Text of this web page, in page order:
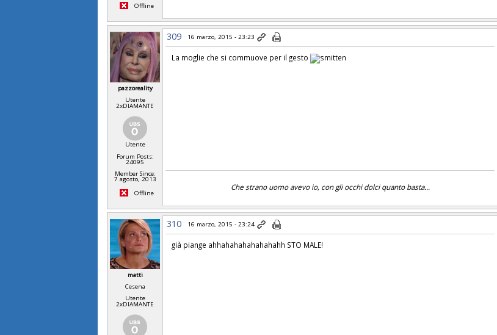
Offline
pazzoreality
Utente
2xDIAMANTE
Utente
Forum Posts:
24095
Member Since:
7 agosto, 2013
Offline
309 16 marzo, 2015 - 23:23
La moglie che si commuove per il gesto
Che strano uomo avevo io, con gli occhi dolci quanto basta...
matti
Cesena
Utente
2xDIAMANTE
310 16 marzo, 2015 - 23:24
già piange ahhahahahahahahahh STO MALE!